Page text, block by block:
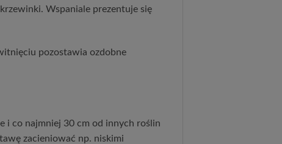
Wspaniale prezentuje się
pozostawia ozdobne
i co najmniej 30 cm od innych roślin
zacieniować np. niskimi